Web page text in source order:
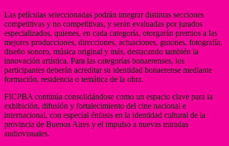
Las películas seleccionadas podrán integrar distintas secciones
competitivas y no competitivas, y serán evaluadas por jurados
especializados, quienes, en cada categoría, otorgarán premios a las
mejores producciones, direcciones, actuaciones, guiones, fotografía,
diseño sonoro, música original y más, destacando también la
innovación artística. Para las categorías bonaerenses, los
participantes deberán acreditar su identidad bonaerense mediante
formación, residencia o temática de la obra.
FICPBA continúa consolidándose como un espacio clave para la
exhibición, difusión y fortalecimiento del cine nacional e
internacional, con especial énfasis en la identidad cultural de la
provincia de Buenos Aires y el impulso a nuevas miradas
audiovisuales.